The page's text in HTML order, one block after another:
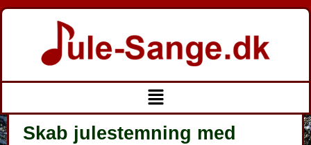
Gå
Menu
Skab julestemning med